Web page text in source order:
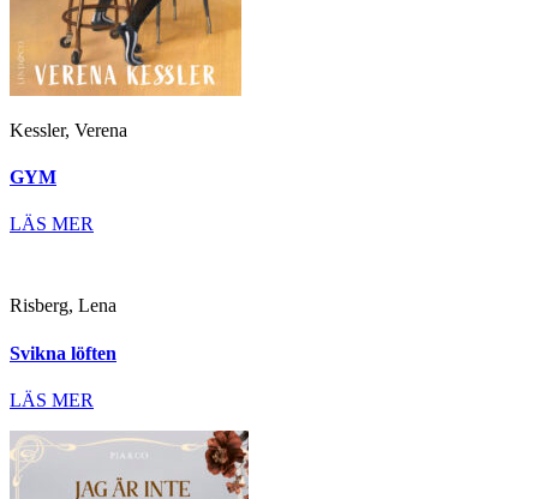
Kessler, Verena
GYM
LÄS MER
Risberg, Lena
Svikna löften
LÄS MER